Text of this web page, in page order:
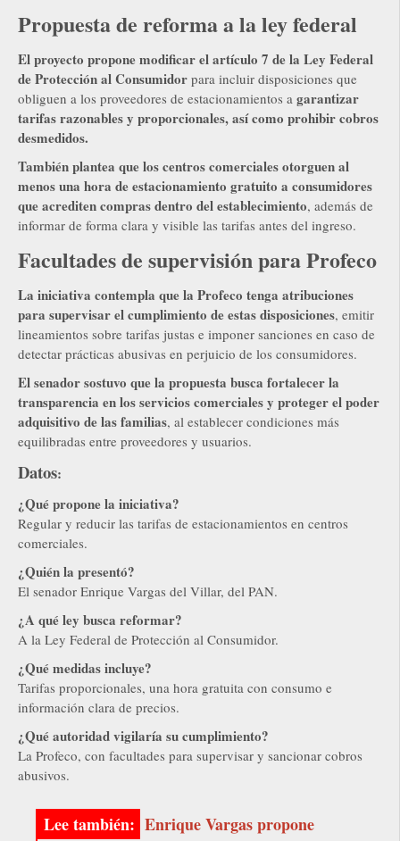
Propuesta de reforma a la ley federal
El proyecto propone modificar el artículo 7 de la Ley Federal
de Protección al Consumidor para incluir disposiciones que
obliguen a los proveedores de estacionamientos a garantizar
tarifas razonables y proporcionales, así como prohibir cobros
desmedidos.
También plantea que los centros comerciales otorguen al
menos una hora de estacionamiento gratuito a consumidores
que acrediten compras dentro del establecimiento, además de
informar de forma clara y visible las tarifas antes del ingreso.
Facultades de supervisión para Profeco
La iniciativa contempla que la Profeco tenga atribuciones
para supervisar el cumplimiento de estas disposiciones, emitir
lineamientos sobre tarifas justas e imponer sanciones en caso de
detectar prácticas abusivas en perjuicio de los consumidores.
El senador sostuvo que la propuesta busca fortalecer la
transparencia en los servicios comerciales y proteger el poder
adquisitivo de las familias, al establecer condiciones más
equilibradas entre proveedores y usuarios.
Datos:
¿Qué propone la iniciativa?
Regular y reducir las tarifas de estacionamientos en centros
comerciales.
¿Quién la presentó?
El senador Enrique Vargas del Villar, del PAN.
¿A qué ley busca reformar?
A la Ley Federal de Protección al Consumidor.
¿Qué medidas incluye?
Tarifas proporcionales, una hora gratuita con consumo e
información clara de precios.
¿Qué autoridad vigilaría su cumplimiento?
La Profeco, con facultades para supervisar y sancionar cobros
abusivos.
Enrique Vargas propone